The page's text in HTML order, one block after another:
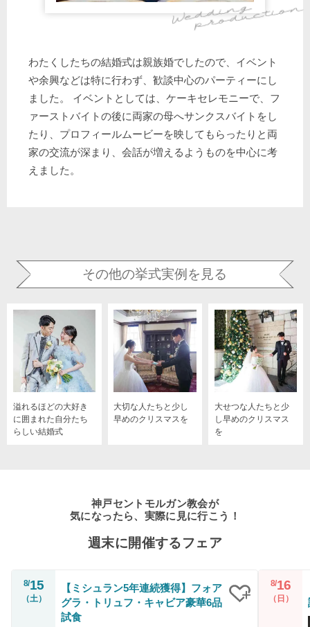
わたくしたちの結婚式は親族婚でしたので、イベント
や余興などは特に行わず、歓談中心のパーティーにし
ました。 イベントとしては、ケーキセレモニーで、フ
ァーストバイトの後に両家の母へサンクスバイトをし
たり、プロフィールムービーを映してもらったりと両
家の交流が深まり、会話が増えるようものを中心に考
えました。
その他の挙式実例を見る
溢れるほどの大好き
に囲まれた自分たち
らしい結婚式
大切な人たちと少し
早めのクリスマスを
大せつな人たちと少
し早めのクリスマス
を
神戸セントモルガン教会が
気になったら、実際に見に行こう！
週末に開催するフェア
8/15
（土）
【ミシュラン5年連続獲得】フォア
グラ・トリュフ・キャビア豪華6品
試食
8/16
（日）